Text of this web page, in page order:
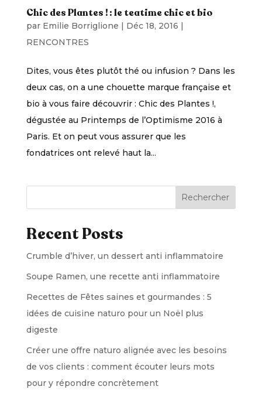
Chic des Plantes ! : le teatime chic et bio
par Emilie Borriglione | Déc 18, 2016 |
RENCONTRES
Dites, vous êtes plutôt thé ou infusion ? Dans les
deux cas, on a une chouette marque française et
bio à vous faire découvrir : Chic des Plantes !,
dégustée au Printemps de l’Optimisme 2016 à
Paris. Et on peut vous assurer que les
fondatrices ont relevé haut la...
Rechercher
Recent Posts
Crumble d’hiver, un dessert anti inflammatoire
Soupe Ramen, une recette anti inflammatoire
Recettes de Fêtes saines et gourmandes : 5
idées de cuisine naturo pour un Noël plus
digeste
Créer une offre naturo alignée avec les besoins
de vos clients : comment écouter leurs mots
pour y répondre concrètement